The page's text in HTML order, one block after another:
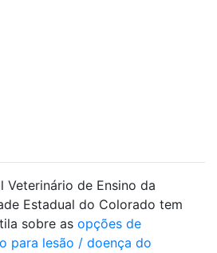
Veterinário de Ensino da
Estadual do Colorado tem
sobre as opções de
para lesão / doença do